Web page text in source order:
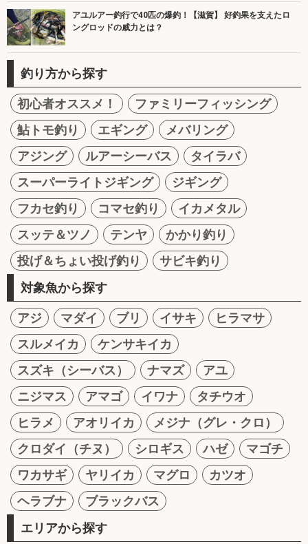
アユルアー釣行で40匹の爆釣！【滋賀】 好釣果を支えたロ
ングロッドの威力とは？
釣り方から探す
初心者オススメ！
ファミリーフィッシング
鮎トモ釣り
エギング
メバリング
アジング
ルアーシーバス
タイラバ
スーパーライトジギング
ジギング
フカセ釣り
コマセ釣り
イカメタル
スッテ＆ツノ
テンヤ
かかり釣り
投げ＆ちょい投げ釣り
サビキ釣り
対象魚から探す
アジ マダイ ブリ イサキ
ヒラマサ
スルメイカ
ケンサキイカ
スズキ（シーバス）
ナマズ
アユ
ニジマス
アマゴ イワナ
タチウオ
ヒラメ
アオリイカ
メジナ（グレ・クロ）
クロダイ（チヌ）
シロギス ハゼ
マゴチ
ワカサギ
ヤリイカ マグロ
カツオ
ヘラブナ
ブラックバス
エリアから探す